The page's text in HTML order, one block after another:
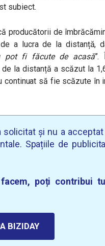
subiect.
producătorii de
a lucra de la distanță,
pot fi făcute de acasă”.
la distanță a scăzut la
continuat să fie scăzute în
solicitat și nu a
Spațiile de
poți contribui
BIZIDAY